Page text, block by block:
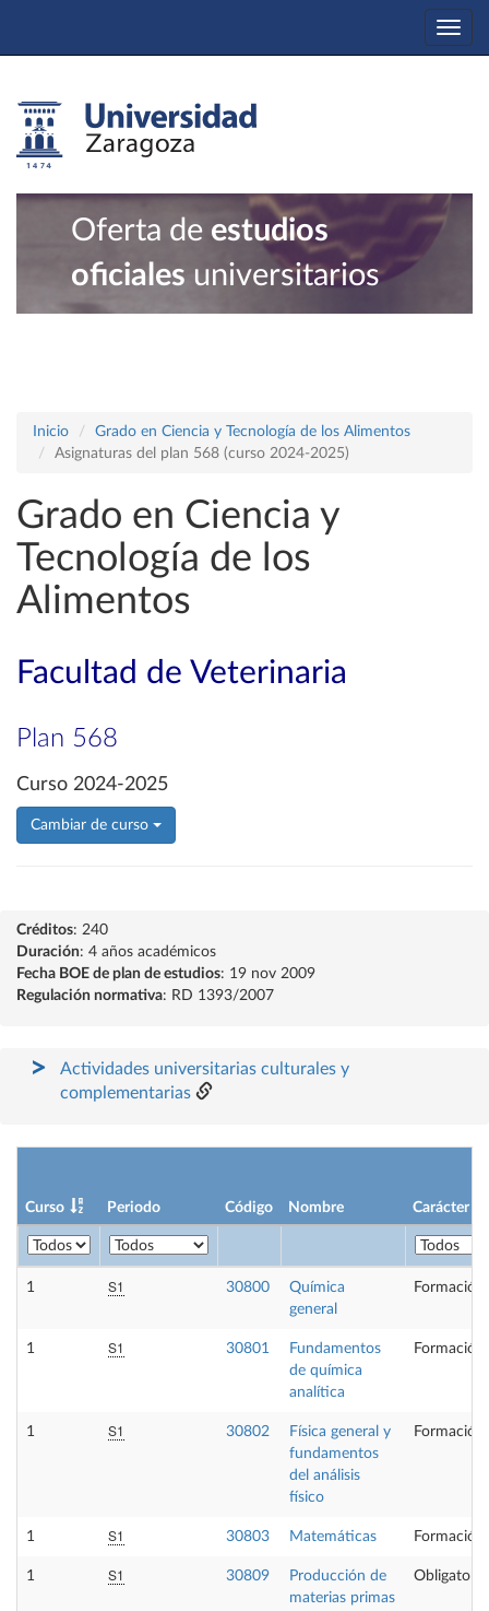
Oferta de estudios
oficiales universitarios
Inicio
Grado en Ciencia y Tecnología de los Alimentos
Asignaturas del plan 568 (curso 2024-2025)
Grado en Ciencia y
Tecnología de los
Alimentos
Facultad de Veterinaria
Plan 568
Curso 2024-2025
Cambiar de curso
Créditos: 240
Duración: 4 años académicos
Fecha BOE de plan de estudios: 19 nov 2009
Regulación normativa: RD 1393/2007
Actividades universitarias culturales y
complementarias
Curso Periodo Código Nombre Carácter
1 S1 30800
Química
general
Formación
1 S1 30801
Fundamentos
de química
analítica
Formación
1 S1 30802
Física general y
fundamentos
del análisis
físico
Formación
1 S1 30803 Matemáticas Formación
1 S1 30809
Producción de
materias primas
Obligatoria